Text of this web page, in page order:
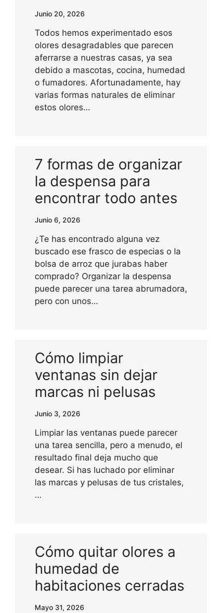
Junio 20, 2026
Todos hemos experimentado esos
olores desagradables que parecen
aferrarse a nuestras casas, ya sea
debido a mascotas, cocina, humedad
o fumadores. Afortunadamente, hay
varias formas naturales de eliminar
estos olores…
7 formas de organizar
la despensa para
encontrar todo antes
Junio 6, 2026
¿Te has encontrado alguna vez
buscado ese frasco de especias o la
bolsa de arroz que jurabas haber
comprado? Organizar la despensa
puede parecer una tarea abrumadora,
pero con unos…
Cómo limpiar
ventanas sin dejar
marcas ni pelusas
Junio 3, 2026
Limpiar las ventanas puede parecer
una tarea sencilla, pero a menudo, el
resultado final deja mucho que
desear. Si has luchado por eliminar
las marcas y pelusas de tus cristales,
…
Cómo quitar olores a
humedad de
habitaciones cerradas
Mayo 31, 2026